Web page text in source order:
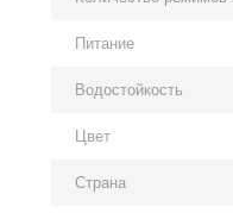
Питание
Водостойкость
Цвет
Страна